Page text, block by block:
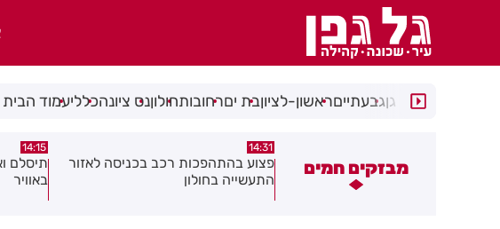
רמת גןגבעתייםראשון-לציוןבת יםרחובותחולוןנס ציונהכלליעמוד
מבזקים חמים
פצוע בהתהפכות רכב בכניסה לאזור
14:15
תיסלם ואתניקס הרימו את חולון
באוויר
13:05
פצוע